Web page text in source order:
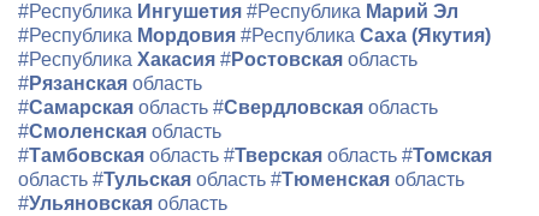
#Республика Ингушетия #Республика Марий Эл
#Республика Мордовия #Республика Саха (Якутия)
#Республика Хакасия #Ростовская область
#Рязанская область
#Самарская область #Свердловская область
#Смоленская область
#Тамбовская область #Тверская область #Томская
область #Тульская область #Тюменская область
#Ульяновская область